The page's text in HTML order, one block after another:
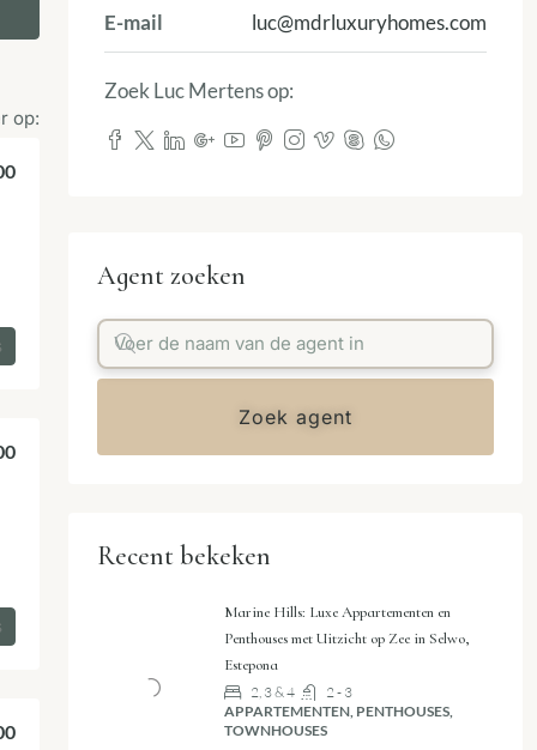
op:
E-mail luc@mdrluxuryhomes.com
Zoek Luc Mertens op:
Agent zoeken
Zoek agent
Recent bekeken
Marine Hills: Luxe Appartementen en
Penthouses met Uitzicht op Zee in Selwo,
Estepona
2, 3 & 4
2 - 3
APPARTEMENTEN, PENTHOUSES,
TOWNHOUSES